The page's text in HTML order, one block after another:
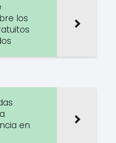
los
en